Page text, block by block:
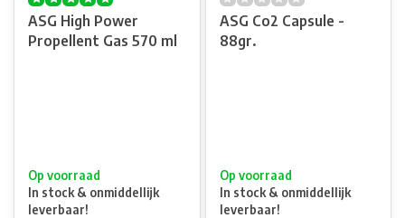
ASG High Power
Propellent Gas 570 ml
Op voorraad
In stock & onmiddellijk
leverbaar!
ASG Co2 Capsule -
88gr.
Op voorraad
In stock & onmiddellijk
leverbaar!